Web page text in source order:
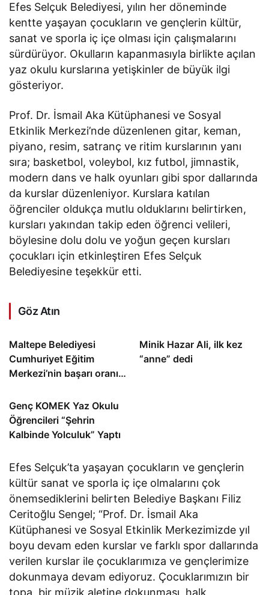
Efes Selçuk Belediyesi, yılın her döneminde
kentte yaşayan çocukların ve gençlerin kültür,
sanat ve sporla iç içe olması için çalışmalarını
sürdürüyor. Okulların kapanmasıyla birlikte açılan
yaz okulu kurslarına yetişkinler de büyük ilgi
gösteriyor.
Prof. Dr. İsmail Aka Kütüphanesi ve Sosyal
Etkinlik Merkezi’nde düzenlenen gitar, keman,
piyano, resim, satranç ve ritim kurslarının yanı
sıra; basketbol, voleybol, kız futbol, jimnastik,
modern dans ve halk oyunları gibi spor dallarında
da kurslar düzenleniyor. Kurslara katılan
öğrenciler oldukça mutlu olduklarını belirtirken,
kursları yakından takip eden öğrenci velileri,
böylesine dolu dolu ve yoğun geçen kursları
çocukları için etkinleştiren Efes Selçuk
Belediyesine teşekkür etti.
Göz Atın
Maltepe Belediyesi
Cumhuriyet Eğitim
Merkezi’nin başarı oranı
Minik Hazar Ali, ilk kez
“anne” dedi
Genç KOMEK Yaz Okulu
Öğrencileri “Şehrin
Kalbinde Yolculuk” Yaptı
Efes Selçuk’ta yaşayan çocukların ve gençlerin
kültür sanat ve sporla iç içe olmalarını çok
önemsediklerini belirten Belediye Başkanı Filiz
Ceritoğlu Sengel; “Prof. Dr. İsmail Aka
Kütüphanesi ve Sosyal Etkinlik Merkezimizde yıl
boyu devam eden kurslar ve farklı spor dallarında
verilen kurslar ile çocuklarımıza ve gençlerimize
dokunmaya devam ediyoruz. Çocuklarımızın bir
topa, bir müzik aletine dokunması, halk